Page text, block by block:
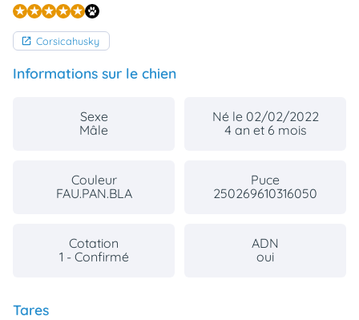
Corsicahusky
Informations sur le chien
Sexe
Mâle
Né le 02/02/2022
4 an et 6 mois
Couleur
FAU.PAN.BLA
Puce
250269610316050
Cotation
1 - Confirmé
ADN
oui
Tares